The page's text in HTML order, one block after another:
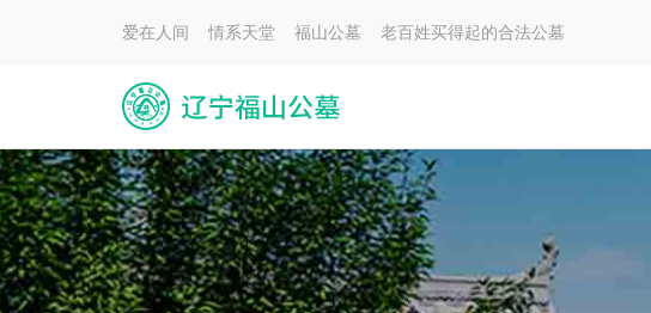
爱在人间 情系天堂 福山公墓 老百姓买得起的合法公墓